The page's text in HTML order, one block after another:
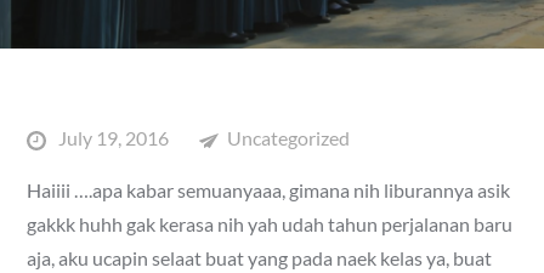
PostedJuly 19, 2016 Uncategorized
Haiiii ….apa kabar semuanyaaa, gimana nih liburannya asik
gakkk huhh gak kerasa nih yah udah tahun perjalanan baru
aja, aku ucapin selaat buat yang pada naek kelas ya, buat